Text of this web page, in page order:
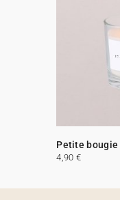
Petite bougie
4,90 €